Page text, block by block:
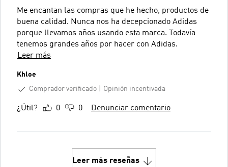
Me encantan las compras que he hecho, productos de
buena calidad. Nunca nos ha decepcionado Adidas
porque llevamos años usando esta marca. Todavía
tenemos grandes años por hacer con Adidas.
Leer más
Khloe
Comprador verificado
Opinión incentivada
¿Útil? 0 0 Denunciar comentario
Leer más reseñas